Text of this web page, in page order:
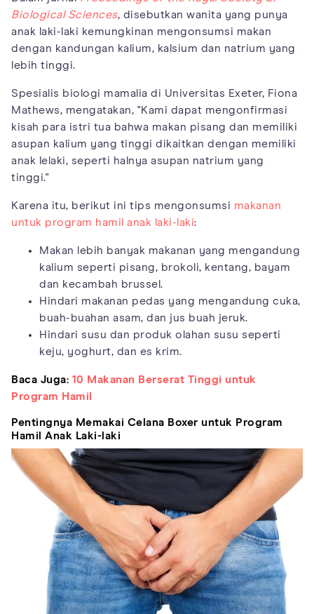
Biological Sciences, disebutkan wanita yang punya
anak laki-laki kemungkinan mengonsumsi makan
dengan kandungan kalium, kalsium dan natrium yang
lebih tinggi.
Spesialis biologi mamalia di Universitas Exeter, Fiona
Mathews, mengatakan, "Kami dapat mengonfirmasi
kisah para istri tua bahwa makan pisang dan memiliki
asupan kalium yang tinggi dikaitkan dengan memiliki
anak lelaki, seperti halnya asupan natrium yang
tinggi."
Karena itu, berikut ini tips mengonsumsi makanan
untuk program hamil anak laki-laki:
Makan lebih banyak makanan yang mengandung
kalium seperti pisang, brokoli, kentang, bayam
dan kecambah brussel.
Hindari makanan pedas yang mengandung cuka,
buah-buahan asam, dan jus buah jeruk.
Hindari susu dan produk olahan susu seperti
keju, yoghurt, dan es krim.
Baca Juga: 10 Makanan Berserat Tinggi untuk
Program Hamil
Pentingnya Memakai Celana Boxer untuk Program
Hamil Anak Laki-laki